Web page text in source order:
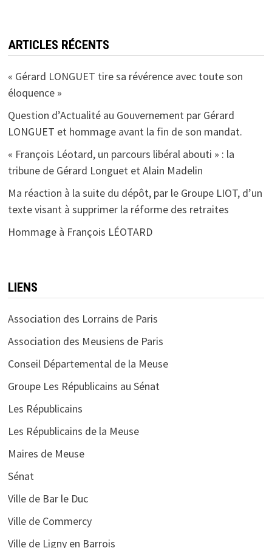
ARTICLES RÉCENTS
« Gérard LONGUET tire sa révérence avec toute son
éloquence »
Question d’Actualité au Gouvernement par Gérard
LONGUET et hommage avant la fin de son mandat.
« François Léotard, un parcours libéral abouti » : la
tribune de Gérard Longuet et Alain Madelin
Ma réaction à la suite du dépôt, par le Groupe LIOT, d’un
texte visant à supprimer la réforme des retraites
Hommage à François LÉOTARD
LIENS
Association des Lorrains de Paris
Association des Meusiens de Paris
Conseil Départemental de la Meuse
Groupe Les Républicains au Sénat
Les Républicains
Les Républicains de la Meuse
Maires de Meuse
Sénat
Ville de Bar le Duc
Ville de Commercy
Ville de Ligny en Barrois